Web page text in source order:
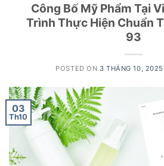
Công Bố Mỹ Phẩm Tại
Trình Thực Hiện Chuẩn
93
POSTED ON 3 THÁNG 10, 2025
03
Th10